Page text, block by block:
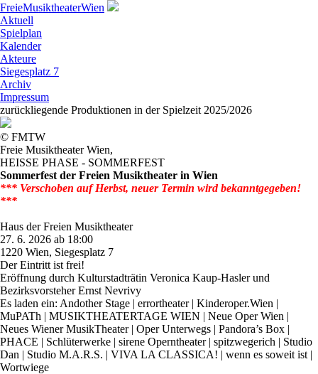
FreieMusiktheaterWien
Aktuell
Spielplan
Kalender
Akteure
Siegesplatz 7
Archiv
Impressum
zurückliegende Produktionen in der Spielzeit 2025/2026
© FMTW
Freie Musiktheater Wien,
HEISSE PHASE - SOMMERFEST
Sommerfest der Freien Musiktheater in Wien
*** Verschoben auf Herbst, neuer Termin wird bekanntgegeben!
***
Haus der Freien Musiktheater
27. 6. 2026 ab 18:00
1220 Wien, Siegesplatz 7
Der Eintritt ist frei!
Eröffnung durch Kulturstadträtin Veronica Kaup-Hasler und
Bezirksvorsteher Ernst Nevrivy
Es laden ein: Andother Stage | errortheater | Kinderoper.Wien |
MuPATh | MUSIKTHEATERTAGE WIEN | Neue Oper Wien |
Neues Wiener MusikTheater | Oper Unterwegs | Pandora’s Box |
PHACE | Schlüterwerke | sirene Operntheater | spitzwegerich | Studio
Dan | Studio M.A.R.S. | VIVA LA CLASSICA! | wenn es soweit ist |
Wortwiege